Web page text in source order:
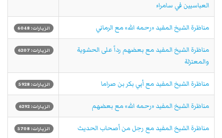
العباسيين في سامراء
مناظرة الشيخ المفيد «رحمه الله» مع الرماني الزيارات: 6048
مناظرة الشيخ المفيد مع بعضهم رداً على الحشوية
والمعتزلة
الزيارات: 6207
مناظرة الشيخ المفيد مع أبي بكر بن صراما الزيارات: 5928
مناظرة الشيخ المفيد «رحمه الله» مع بعضهم الزيارات: 6292
مناظرة الشيخ المفيد مع رجل من أصحاب الحديث الزيارات: 5708